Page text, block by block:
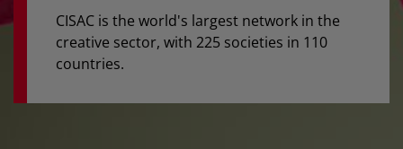
CISAC is the world's largest network in the
creative sector, with 225 societies in 110
countries.